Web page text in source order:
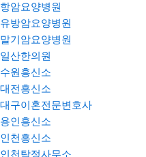
항암요양병원
유방암요양병원
말기암요양병원
일산한의원
수원흥신소
대전흥신소
대구이혼전문변호사
용인흥신소
인천흥신소
인천탐정사무소